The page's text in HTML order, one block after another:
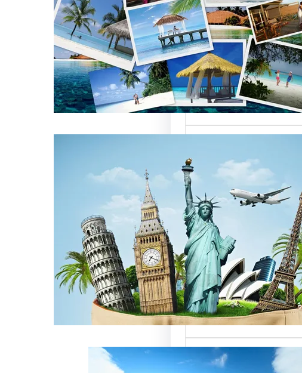
السياحة العالمية على
السوق
أسماء شركات السياحة
العالمية تعتبر من العناصر
الأساسية التي تؤثر…
تقدم شركات السياحة
بمصر خدمات متميزة
للسائحين الوافدين
شركات السياحة بمصر تقدم
خدمات متميزة للسائحين
الوافدين، حيث تعتبر…